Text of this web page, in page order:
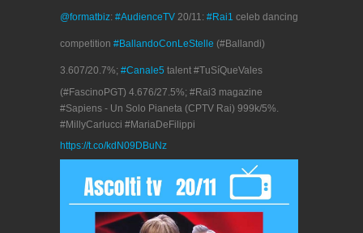
@formatbiz: #AudienceTV 20/11: #Rai1 celeb dancing
competition #BallandoConLeStelle (#Ballandi)
3.607/20.7%; #Canale5 talent #TuSíQueVales
(#FascinoPGT) 4.676/27.5%; #Rai3 magazine
#Sapiens - Un Solo Pianeta (CPTV Rai) 999k/5%.
#MillyCarlucci #MariaDeFilippi
https://t.co/kdN09DBuNz